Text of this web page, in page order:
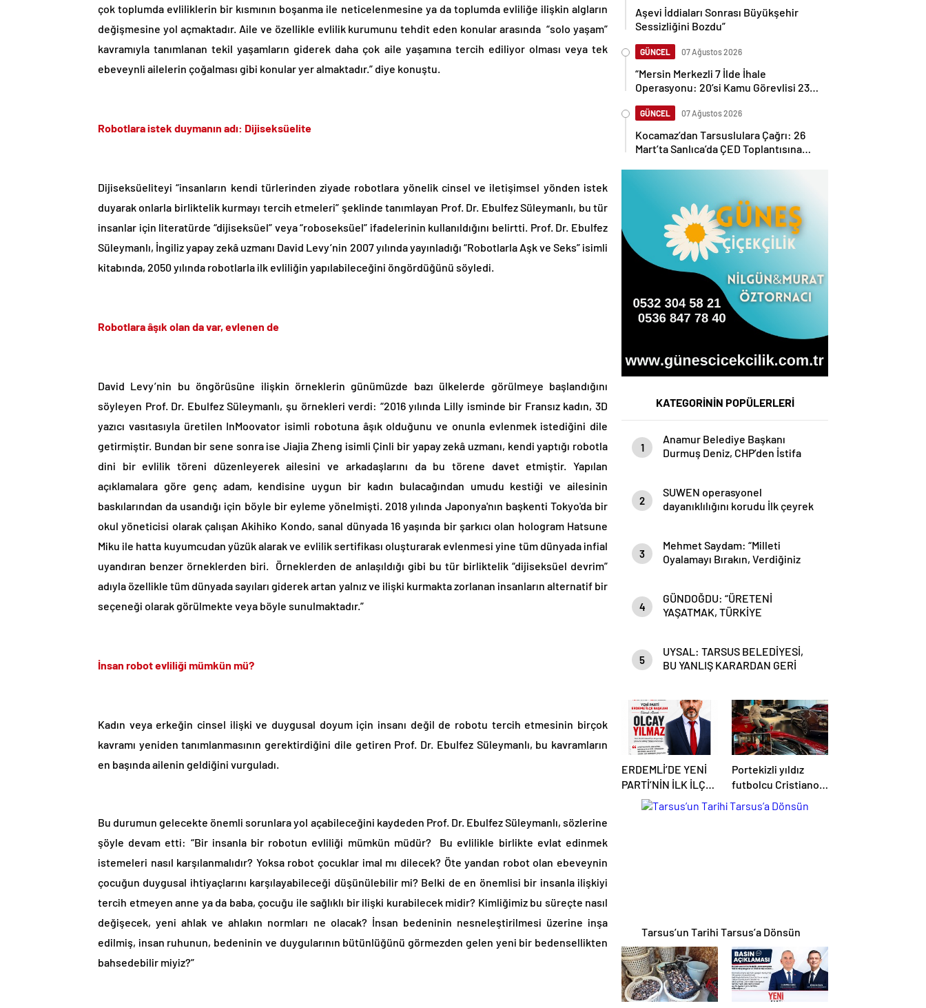
çok toplumda evliliklerin bir kısmının boşanma ile neticelenmesine ya da toplumda evliliğe ilişkin algların
değişmesine yol açmaktadır. Aile ve özellikle evlilik kurumunu tehdit eden konular arasında “solo yaşam”
kavramıyla tanımlanan tekil yaşamların giderek daha çok aile yaşamına tercih ediliyor olması veya tek
ebeveynli ailelerin çoğalması gibi konular yer almaktadır.” diye konuştu.
Robotlara istek duymanın adı: Dijiseksüelite
Dijiseksüeliteyi “insanların kendi türlerinden ziyade robotlara yönelik cinsel ve iletişimsel yönden istek
duyarak onlarla birliktelik kurmayı tercih etmeleri” şeklinde tanımlayan Prof. Dr. Ebulfez Süleymanlı, bu tür
insanlar için literatürde “dijiseksüel” veya “roboseksüel” ifadelerinin kullanıldığını belirtti. Prof. Dr. Ebulfez
Süleymanlı, İngiliz yapay zekâ uzmanı David Levy’nin 2007 yılında yayınladığı “Robotlarla Aşk ve Seks” isimli
kitabında, 2050 yılında robotlarla ilk evliliğin yapılabileceğini öngördüğünü söyledi.
Robotlara âşık olan da var, evlenen de
David Levy’nin bu öngörüsüne ilişkin örneklerin günümüzde bazı ülkelerde görülmeye başlandığını
söyleyen Prof. Dr. Ebulfez Süleymanlı, şu örnekleri verdi: “2016 yılında Lilly isminde bir Fransız kadın, 3D
yazıcı vasıtasıyla üretilen InMoovator isimli robotuna âşık olduğunu ve onunla evlenmek istediğini dile
getirmiştir. Bundan bir sene sonra ise Jiajia Zheng isimli Çinli bir yapay zekâ uzmanı, kendi yaptığı robotla
dini bir evlilik töreni düzenleyerek ailesini ve arkadaşlarını da bu törene davet etmiştir. Yapılan
açıklamalara göre genç adam, kendisine uygun bir kadın bulacağından umudu kestiği ve ailesinin
baskılarından da usandığı için böyle bir eyleme yönelmişti. 2018 yılında Japonya'nın başkenti Tokyo'da bir
okul yöneticisi olarak çalışan Akihiko Kondo, sanal dünyada 16 yaşında bir şarkıcı olan hologram Hatsune
Miku ile hatta kuyumcudan yüzük alarak ve evlilik sertifikası oluşturarak evlenmesi yine tüm dünyada infial
uyandıran benzer örneklerden biri. Örneklerden de anlaşıldığı gibi bu tür birliktelik “dijiseksüel devrim”
adıyla özellikle tüm dünyada sayıları giderek artan yalnız ve ilişki kurmakta zorlanan insanların alternatif bir
seçeneği olarak görülmekte veya böyle sunulmaktadır.”
İnsan robot evliliği mümkün mü?
Kadın veya erkeğin cinsel ilişki ve duygusal doyum için insanı değil de robotu tercih etmesinin birçok
kavramı yeniden tanımlanmasının gerektirdiğini dile getiren Prof. Dr. Ebulfez Süleymanlı, bu kavramların
en başında ailenin geldiğini vurguladı.
Bu durumun gelecekte önemli sorunlara yol açabileceğini kaydeden Prof. Dr. Ebulfez Süleymanlı, sözlerine
şöyle devam etti: “Bir insanla bir robotun evliliği mümkün müdür? Bu evlilikle birlikte evlat edinmek
istemeleri nasıl karşılanmalıdır? Yoksa robot çocuklar imal mı dilecek? Öte yandan robot olan ebeveynin
çocuğun duygusal ihtiyaçlarını karşılayabileceği düşünülebilir mi? Belki de en önemlisi bir insanla ilişkiyi
tercih etmeyen anne ya da baba, çocuğu ile sağlıklı bir ilişki kurabilecek midir? Kimliğimiz bu süreçte nasıl
değişecek, yeni ahlak ve ahlakın normları ne olacak? İnsan bedeninin nesneleştirilmesi üzerine inşa
edilmiş, insan ruhunun, bedeninin ve duygularının bütünlüğünü görmezden gelen yeni bir bedensellikten
bahsedebilir miyiz?”
Aşevi İddiaları Sonrası Büyükşehir
Sessizliğini Bozdu”
GÜNCEL 07 Ağustos 2026
“Mersin Merkezli 7 İlde İhale
Operasyonu: 20’si Kamu Görevlisi 23
GÜNCEL 07 Ağustos 2026
Kocamaz’dan Tarsuslulara Çağrı: 26
Mart’ta Sanlıca’da ÇED Toplantısına
KATEGORİNİN POPÜLERLERİ
1
Anamur Belediye Başkanı
Durmuş Deniz, CHP’den İstifa
2
SUWEN operasyonel
dayanıklılığını korudu İlk çeyrek
3
Mehmet Saydam: “Milleti
Oyalamayı Bırakın, Verdiğiniz
4
GÜNDOĞDU: “ÜRETENİ
YAŞATMAK, TÜRKİYE
5
UYSAL: TARSUS BELEDİYESİ,
BU YANLIŞ KARARDAN GERİ
ERDEMLİ’DE YENİ
PARTİ’NİN İLK İLÇE
BAŞKANI OLCAY
YILMAZ OLDU
Portekizli yıldız
futbolcu Cristiano
Ronaldo garajını
açtı,
Tarsus’un Tarihi Tarsus’a Dönsün